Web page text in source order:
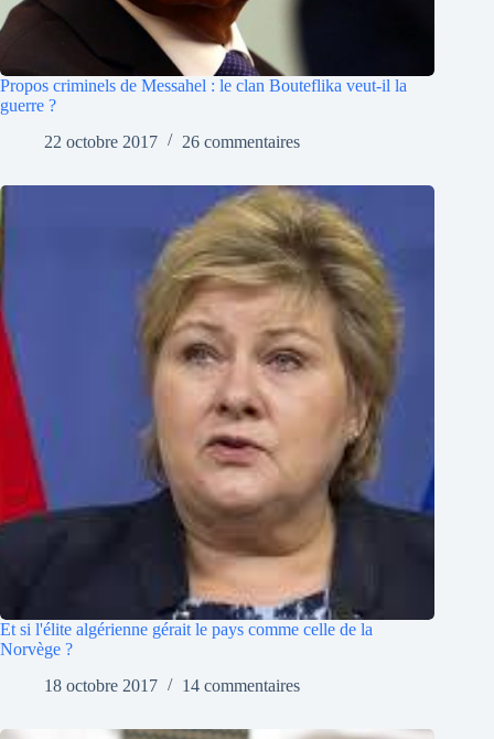
Propos criminels de Messahel : le clan Bouteflika veut-il la
guerre ?
22 octobre 2017
26 commentaires
Et si l'élite algérienne gérait le pays comme celle de la
Norvège ?
18 octobre 2017
14 commentaires